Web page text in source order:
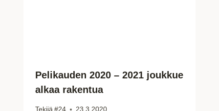
Pelikauden 2020 – 2021 joukkue
alkaa rakentua
Tekijä #24 23.3.2020